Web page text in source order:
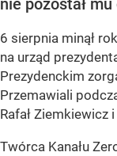
nie pozostał mu
6 sierpnia minął
na urząd
Prezydenckim
Przemawiali
Rafał Ziemkiewicz
Twórca Kanału